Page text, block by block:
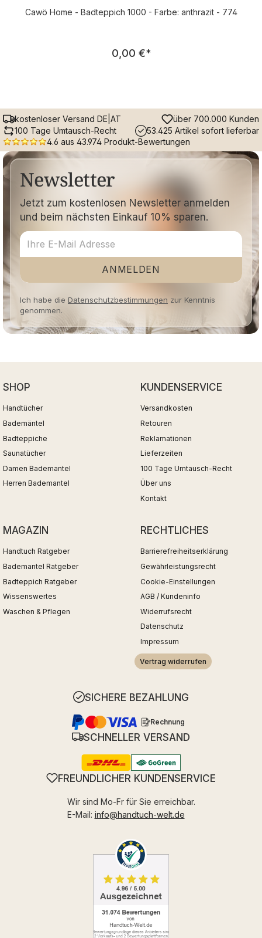
Cawö Home - Badteppich 1000 - Farbe: anthrazit - 774
Regulärer Preis:
0,00 €*
kostenloser Versand DE|AT
über 700.000 Kunden
100 Tage Umtausch-Recht
53.425 Artikel sofort lieferbar
4.6 aus 43.974 Produkt-Bewertungen
Newsletter
Jetzt zum kostenlosen Newsletter anmelden
und beim nächsten Einkauf 10% sparen.
ANMELDEN
Ich habe die Datenschutzbestimmungen zur Kenntnis
genommen.
SHOP
Handtücher
Bademäntel
Badteppiche
Saunatücher
Damen Bademantel
Herren Bademantel
KUNDENSERVICE
Versandkosten
Retouren
Reklamationen
Lieferzeiten
100 Tage Umtausch-Recht
Über uns
Kontakt
MAGAZIN
Handtuch Ratgeber
Bademantel Ratgeber
Badteppich Ratgeber
Wissenswertes
Waschen & Pflegen
RECHTLICHES
Barrierefreiheitserklärung
Gewährleistungsrecht
Cookie-Einstellungen
AGB / Kundeninfo
Widerrufsrecht
Datenschutz
Impressum
Vertrag widerrufen
SICHERE BEZAHLUNG
Rechnung
SCHNELLER VERSAND
FREUNDLICHER KUNDENSERVICE
Wir sind Mo-Fr für Sie erreichbar.
E-Mail: info@handtuch-welt.de